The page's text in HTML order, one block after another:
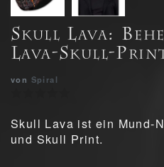
Skull Lava:
Lava-Skull-
von Spiral
Skull Lava ist ein Mund-
und Skull Print.